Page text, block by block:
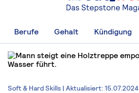
Berufe Gehalt Kündigung
Soft & Hard Skills | Aktualisiert: 15.07.2024